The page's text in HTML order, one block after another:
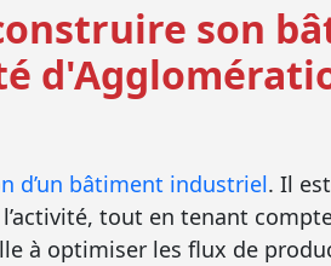
son
d’un bâtiment industriel. Il
tout en tenant
à optimiser les flux de